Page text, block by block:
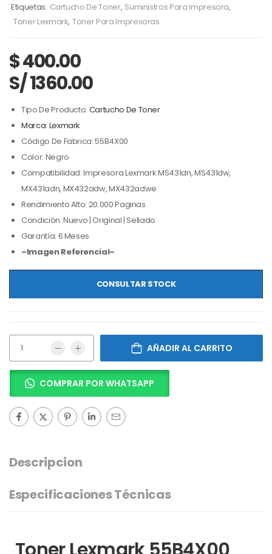
Etiquetas: Cartucho De Toner, Suministros Para Impresora,
Toner Lexmark, Toner Para Impresoras
$400.00
S/ 1360.00
Tipo De Producto: Cartucho De Toner
Marca: Lexmark
Código De Fabrica: 55B4X00
Color: Negro
Compatibilidad: Impresora Lexmark MS431dn, MS431dw,
MX431adn, MX432adw, MX432adwe
Rendimiento Alto: 20.000 Paginas
Condición: Nuevo | Original | Sellado
Garantía: 6 Meses
–Imagen Referencial–
CONSULTAR STOCK
AÑADIR AL CARRITO
COMPRAR POR WHATSAPP
Descripcion
Especificaciones Técnicas